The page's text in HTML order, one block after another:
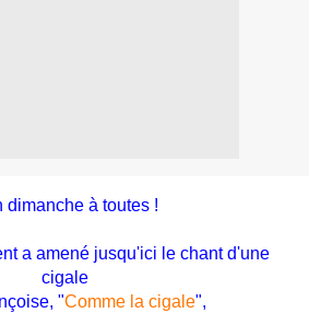
dimanche à toutes !
a amené jusqu'ici le chant d'une
cigale
"Comme la cigale",